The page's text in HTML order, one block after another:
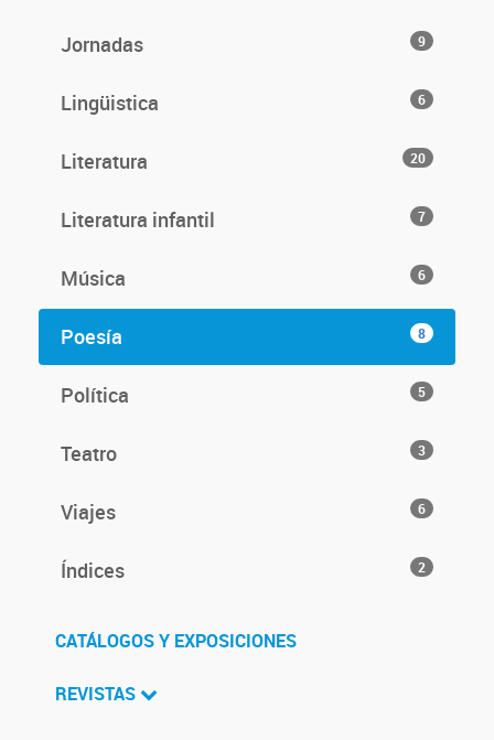
Jornadas 9
Lingüistica 6
Literatura 20
Literatura infantil 7
Música 6
Poesía 8
Política 5
Teatro 3
Viajes 6
Índices 2
CATÁLOGOS Y EXPOSICIONES
REVISTAS